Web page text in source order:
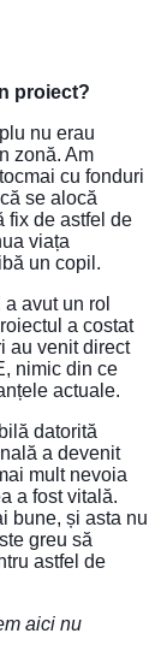
proiect?
nu erau
zonă. Am
cu fonduri
se alocă
fix de astfel de
viața
un copil.
avut un rol
a costat
au venit direct
nimic din ce
actuale.
datorită
a devenit
mult nevoia
a fost vitală.
bune, și asta nu
greu să
astfel de
aici nu